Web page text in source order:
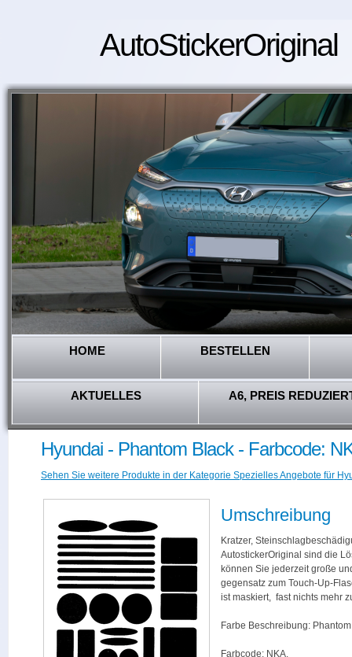
AutoStickerOriginal
HOME BESTELLEN
AKTUELLES A6, PREIS
Hyundai - Phantom Black - Farbcode:
Sehen Sie weitere Produkte in der Kategorie Spezielles Angebote für
Umschreibung
Kratzer,
AutostickerOriginal sind die
können Sie jederzeit große
gegensatz zum Touch-Up-
ist maskiert, fast nichts mehr
Farbe Beschreibung:
Farbcode: NKA.